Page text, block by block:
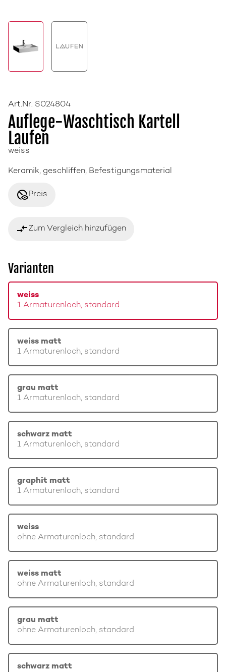
Art.Nr. S024804
Auflege-Waschtisch Kartell
Laufen
weiss
Keramik, geschliffen, Befestigungsmaterial
disabled_visiblePreis
compare_arrowsZum Vergleich hinzufügen
Varianten
weiss
1 Armaturenloch, standard
weiss matt
1 Armaturenloch, standard
grau matt
1 Armaturenloch, standard
schwarz matt
1 Armaturenloch, standard
graphit matt
1 Armaturenloch, standard
weiss
ohne Armaturenloch, standard
weiss matt
ohne Armaturenloch, standard
grau matt
ohne Armaturenloch, standard
schwarz matt